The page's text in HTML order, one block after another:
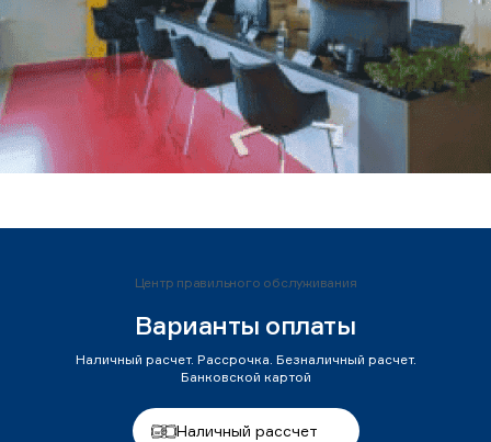
Центр правильного обслуживания
Варианты оплаты
Наличный расчет. Рассрочка. Безналичный расчет.
Банковской картой
Наличный рассчет